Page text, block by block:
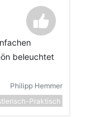
beleuchtet
Philipp Hemmer
Praktisch